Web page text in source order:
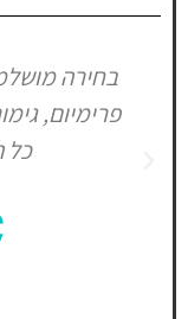
בחירה
פרימיום,
כל